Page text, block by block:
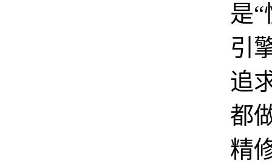
是
引
追
都
精